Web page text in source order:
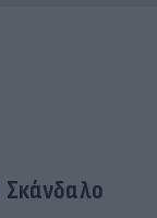
Σκάνδαλο